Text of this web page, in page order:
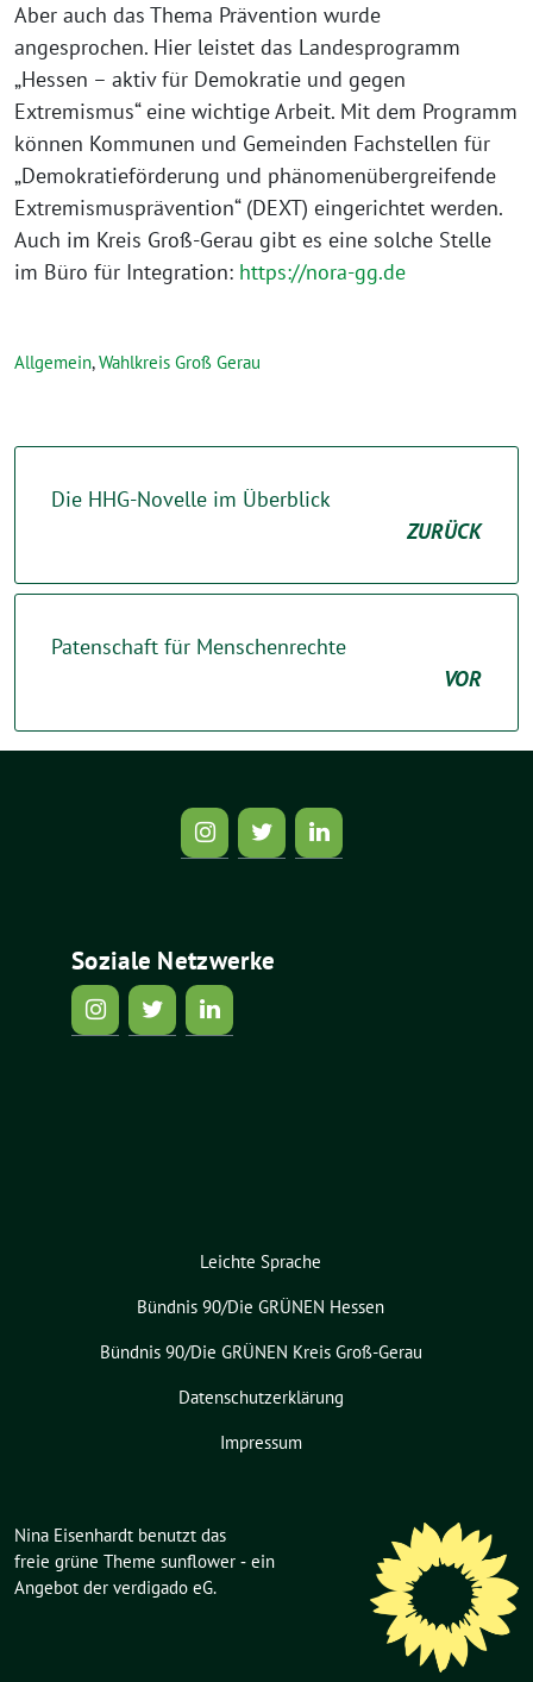
Aber auch das Thema Prävention wurde
angesprochen. Hier leistet das Landesprogramm
„Hessen – aktiv für Demokratie und gegen
Extremismus“ eine wichtige Arbeit. Mit dem Programm
können Kommunen und Gemeinden Fachstellen für
„Demokratieförderung und phänomenübergreifende
Extremismusprävention“ (DEXT) eingerichtet werden.
Auch im Kreis Groß-Gerau gibt es eine solche Stelle
im Büro für Integration: https://nora-gg.de
Allgemein,Wahlkreis Groß Gerau
Die HHG-Novelle im Überblick
ZURÜCK
Patenschaft für Menschenrechte
VOR
Soziale Netzwerke
Leichte Sprache
Bündnis 90/Die GRÜNEN Hessen
Bündnis 90/Die GRÜNEN Kreis Groß-Gerau
Datenschutzerklärung
Impressum
Nina Eisenhardt benutzt das
freie grüne Theme sunflower ‐ ein
Angebot der verdigado eG.